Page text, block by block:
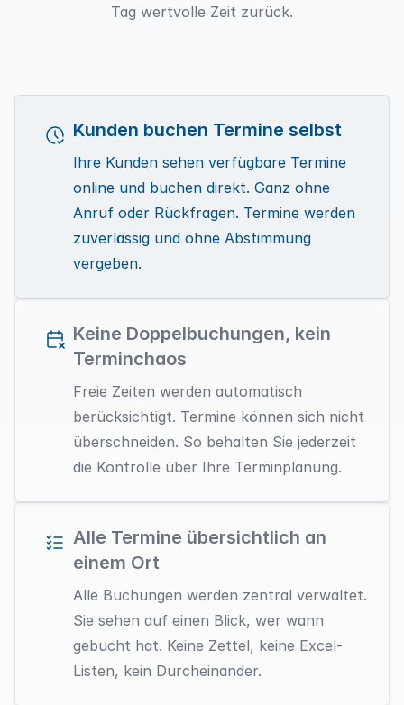
Tag wertvolle Zeit zurück.
Kunden buchen Termine selbst
Ihre Kunden sehen verfügbare Termine
online und buchen direkt. Ganz ohne
Anruf oder Rückfragen. Termine werden
zuverlässig und ohne Abstimmung
vergeben.
Keine Doppelbuchungen, kein
Terminchaos
Freie Zeiten werden automatisch
berücksichtigt. Termine können sich nicht
überschneiden. So behalten Sie jederzeit
die Kontrolle über Ihre Terminplanung.
Alle Termine übersichtlich an
einem Ort
Alle Buchungen werden zentral verwaltet.
Sie sehen auf einen Blick, wer wann
gebucht hat. Keine Zettel, keine Excel-
Listen, kein Durcheinander.